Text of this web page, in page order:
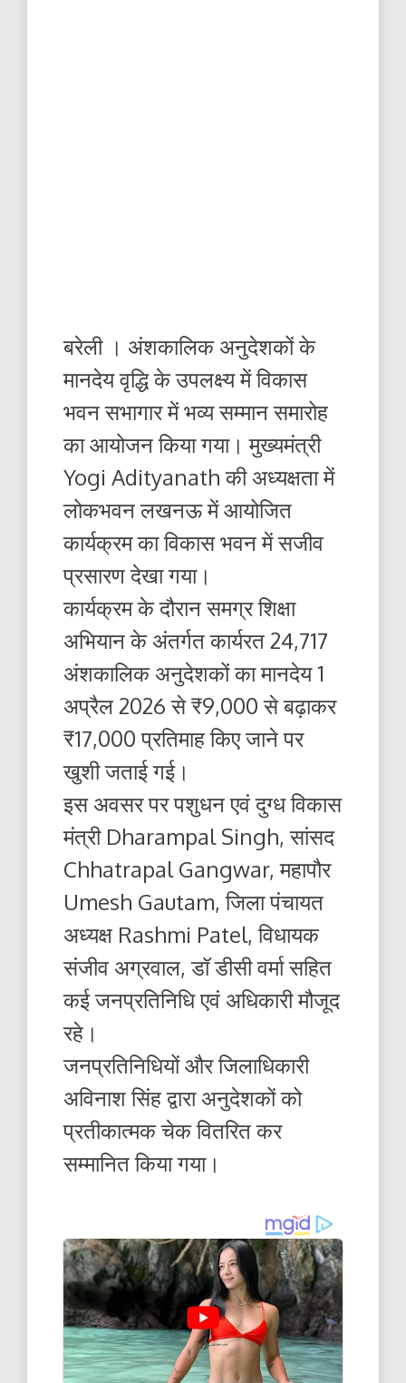
बरेली । अंशकालिक अनुदेशकों के
मानदेय वृद्धि के उपलक्ष्य में विकास
भवन सभागार में भव्य सम्मान समारोह
का आयोजन किया गया। मुख्यमंत्री
Yogi Adityanath की अध्यक्षता में
लोकभवन लखनऊ में आयोजित
कार्यक्रम का विकास भवन में सजीव
प्रसारण देखा गया।
कार्यक्रम के दौरान समग्र शिक्षा
अभियान के अंतर्गत कार्यरत 24,717
अंशकालिक अनुदेशकों का मानदेय 1
अप्रैल 2026 से ₹9,000 से बढ़ाकर
₹17,000 प्रतिमाह किए जाने पर
खुशी जताई गई।
इस अवसर पर पशुधन एवं दुग्ध विकास
मंत्री Dharampal Singh, सांसद
Chhatrapal Gangwar, महापौर
Umesh Gautam, जिला पंचायत
अध्यक्ष Rashmi Patel, विधायक
संजीव अग्रवाल, डॉ डीसी वर्मा सहित
कई जनप्रतिनिधि एवं अधिकारी मौजूद
रहे।
जनप्रतिनिधियों और जिलाधिकारी
अविनाश सिंह द्वारा अनुदेशकों को
प्रतीकात्मक चेक वितरित कर
सम्मानित किया गया।